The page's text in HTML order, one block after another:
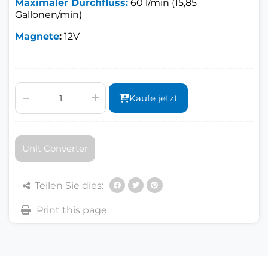
Maximaler Durchfluss: 60 l/min (15,85
Gallonen/min)
Magnete: 12V
Kaufe jetzt
Unit Converter
Teilen Sie dies: